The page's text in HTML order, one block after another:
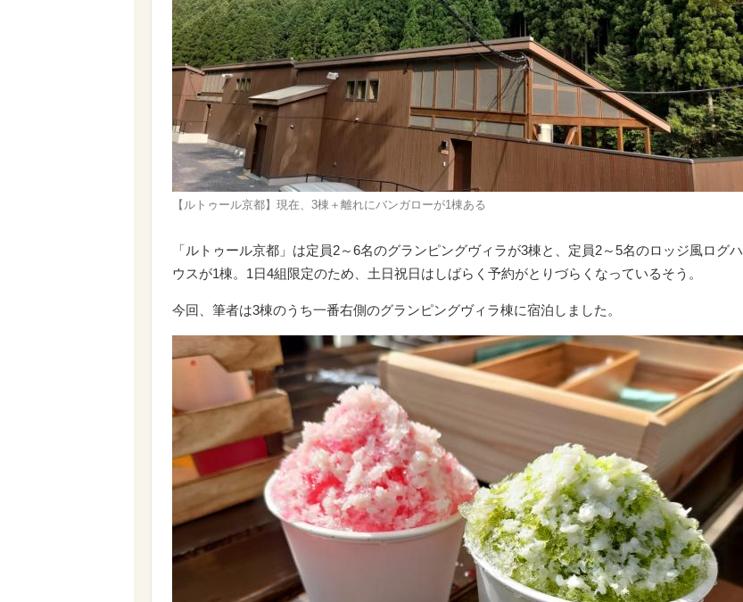
【ルトゥール京都】現在、3棟＋離れにバンガローが1棟ある
「ルトゥール京都」は定員2～6名のグランピングヴィラが3棟と、定員2～5名のロッジ風ログハ
ウスが1棟。1日4組限定のため、土日祝日はしばらく予約がとりづらくなっているそう。
今回、筆者は3棟のうち一番右側のグランピングヴィラ棟に宿泊しました。